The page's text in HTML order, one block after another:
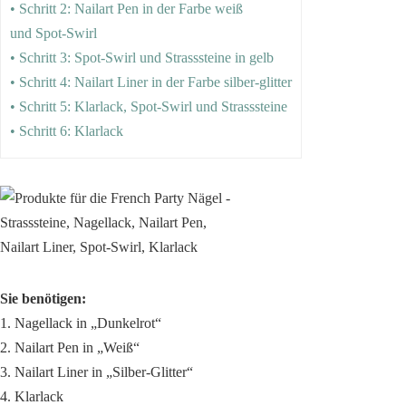
• Schritt 2: Nailart Pen in der Farbe weiß
und Spot-Swirl
• Schritt 3: Spot-Swirl und Strasssteine in gelb
• Schritt 4: Nailart Liner in der Farbe silber-glitter
• Schritt 5: Klarlack, Spot-Swirl und Strasssteine
• Schritt 6: Klarlack
Sie benötigen:
1. Nagellack in „Dunkelrot“
2. Nailart Pen in „Weiß“
3. Nailart Liner in „Silber-Glitter“
4. Klarlack